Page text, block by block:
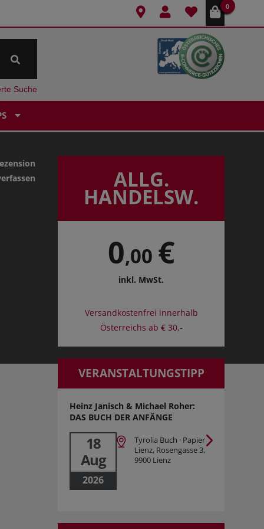
0
Suche
ALLG.
HANDELSW.
0,00 €
inkl. MwSt.
Versandkostenfrei innerhalb
Österreichs ab € 30,-
VERANSTALTUNGSTIPP
Heinz Janisch & Michael Roher:
DAS BUCH DER ANFÄNGE
18
Aug
2026
Tyrolia Buch · Papier
Lienz, Rosengasse 3,
9900 Lienz